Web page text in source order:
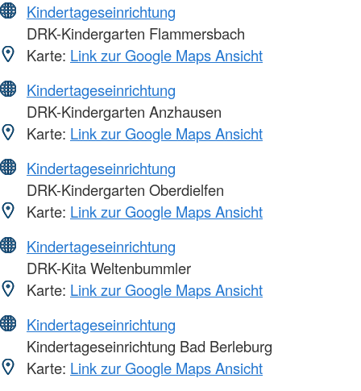
Kindertageseinrichtung
DRK-Kindergarten Flammersbach
Karte: Link zur Google Maps Ansicht
Kindertageseinrichtung
DRK-Kindergarten Anzhausen
Karte: Link zur Google Maps Ansicht
Kindertageseinrichtung
DRK-Kindergarten Oberdielfen
Karte: Link zur Google Maps Ansicht
Kindertageseinrichtung
DRK-Kita Weltenbummler
Karte: Link zur Google Maps Ansicht
Kindertageseinrichtung
Kindertageseinrichtung Bad Berleburg
Karte: Link zur Google Maps Ansicht